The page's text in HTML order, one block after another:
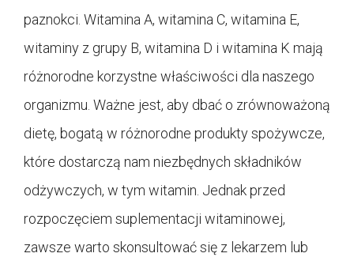
paznokci. Witamina A, witamina C, witamina E,
witaminy z grupy B, witamina D i witamina K mają
różnorodne korzystne właściwości dla naszego
organizmu. Ważne jest, aby dbać o zrównoważoną
dietę, bogatą w różnorodne produkty spożywcze,
które dostarczą nam niezbędnych składników
odżywczych, w tym witamin. Jednak przed
rozpoczęciem suplementacji witaminowej,
zawsze warto skonsultować się z lekarzem lub